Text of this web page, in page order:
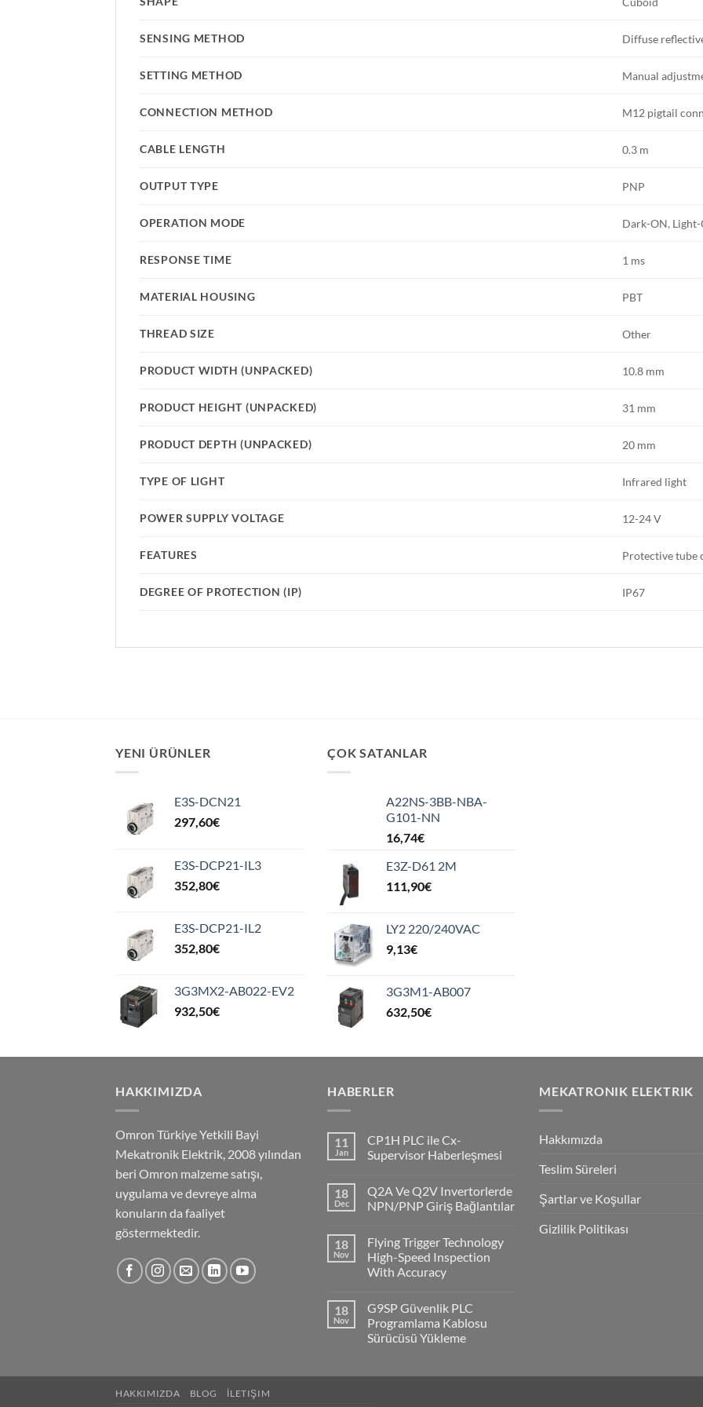
SENSING METHOD Diffuse
SETTING METHOD Manual
CONNECTION METHOD M12 pigtail
CABLE LENGTH 0.3 m
OUTPUT TYPE PNP
OPERATION MODE Dark-ON, Light-
RESPONSE TIME 1 ms
MATERIAL HOUSING PBT
THREAD SIZE Other
PRODUCT WIDTH (UNPACKED) 10.8 mm
PRODUCT HEIGHT (UNPACKED) 31 mm
PRODUCT DEPTH (UNPACKED) 20 mm
TYPE OF LIGHT Infrared light
POWER SUPPLY VOLTAGE 12-24 V
FEATURES Protective tube
DEGREE OF PROTECTION (IP) IP67
YENI ÜRÜNLER
E3S-DCN21
297,60€
E3S-DCP21-IL3
352,80€
E3S-DCP21-IL2
352,80€
3G3MX2-AB022-EV2
932,50€
ÇOK SATANLAR
A22NS-3BB-NBA-
G101-NN
16,74€
E3Z-D61 2M
111,90€
LY2 220/240VAC
9,13€
3G3M1-AB007
632,50€
HAKKIMIZDA
Omron Türkiye Yetkili Bayi
Mekatronik Elektrik, 2008 yılından
beri Omron malzeme satışı,
uygulama ve devreye alma
konuların da faaliyet
göstermektedir.
HABERLER
11
Jan
CP1H PLC ile Cx-
Supervisor Haberleşmesi
on
CP1H
PLC
Supervisor
Haberleşmesi
18
Dec
Q2A Ve Q2V Invertorlerde
NPN/PNP Giriş Bağlantılar
on
Q2A
Ve
Q2V
Giriş
Bağlantılar
18
Nov
Flying Trigger Technology
High-Speed Inspection
With Accuracy
on
Flying
Trigger
Technology
With
18
Nov
G9SP Güvenlik PLC
Programlama Kablosu
Sürücüsü Yükleme
MEKATRONIK ELEKTRIK
Hakkımızda
Teslim Süreleri
Şartlar ve Koşullar
Gizlilik Politikası
HAKKIMIZDA BLOG İLETIŞIM